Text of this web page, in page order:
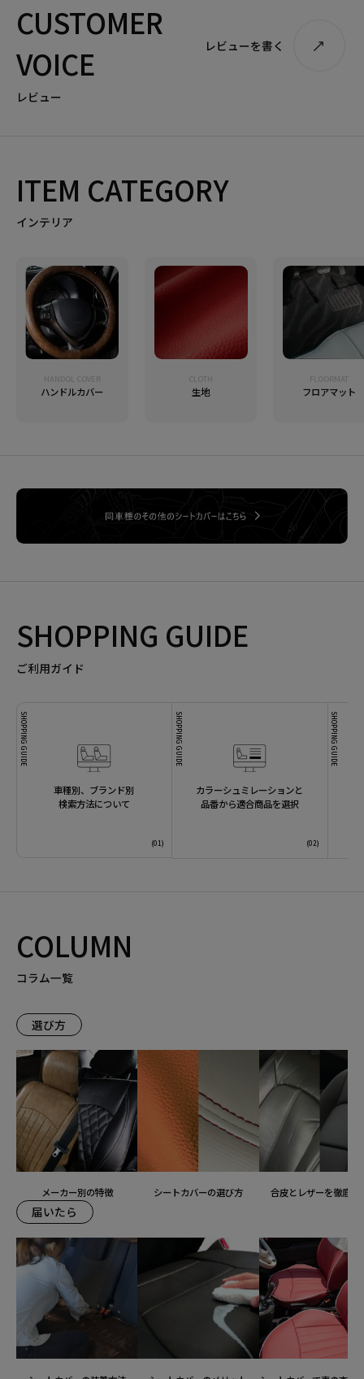
CUSTOMER
VOICE
レビュー
レビューを書く
ITEM CATEGORY
インテリア
HANDOL COVER
ハンドルカバー
CLOTH
生地
FLOORMAT
フロアマット
SHOPPING GUIDE
ご利用ガイド
SHOPPING GUIDE
車種別、ブランド別
検索方法について
SHOPPING GUIDE
カラーシュミレーションと
品番から適合商品を選択
SHOPPING GUIDE
COLUMN
コラム一覧
選び方
メーカー別の特徴 シートカバーの選び方 合皮とレザーを徹底比
届いたら